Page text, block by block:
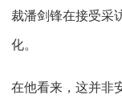
裁潘剑锋在接受采
化。
在他看来，这并非